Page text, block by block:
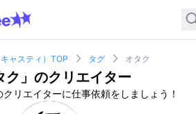
ャスティ）TOP タグ オタク
ク 」のクリエイター
クリエイターに仕事依頼をしましょう！